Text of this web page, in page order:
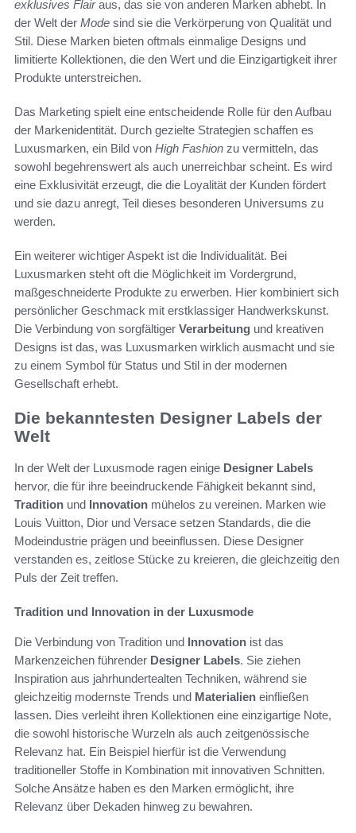
exklusives Flairaus, das sie von anderen Marken abhebt. In
der Welt der Mode sind sie die Verkörperung von Qualität und
Stil. Diese Marken bieten oftmals einmalige Designs und
limitierte Kollektionen, die den Wert und die Einzigartigkeit ihrer
Produkte unterstreichen.
Das Marketing spielt eine entscheidende Rolle für den Aufbau
der Markenidentität. Durch gezielte Strategien schaffen es
Luxusmarken, ein Bild von High Fashion zu vermitteln, das
sowohl begehrenswert als auch unerreichbar scheint. Es wird
eine Exklusivität erzeugt, die die Loyalität der Kunden fördert
und sie dazu anregt, Teil dieses besonderen Universums zu
werden.
Ein weiterer wichtiger Aspekt ist die Individualität. Bei
Luxusmarken steht oft die Möglichkeit im Vordergrund,
maßgeschneiderte Produkte zu erwerben. Hier kombiniert sich
persönlicher Geschmack mit erstklassiger Handwerkskunst.
Die Verbindung von sorgfältiger Verarbeitung und kreativen
Designs ist das, was Luxusmarken wirklich ausmacht und sie
zu einem Symbol für Status und Stil in der modernen
Gesellschaft erhebt.
Die bekanntesten Designer Labels der
Welt
In der Welt der Luxusmode ragen einige Designer Labels
hervor, die für ihre beeindruckende Fähigkeit bekannt sind,
Tradition und Innovation mühelos zu vereinen. Marken wie
Louis Vuitton, Dior und Versace setzen Standards, die die
Modeindustrie prägen und beeinflussen. Diese Designer
verstanden es, zeitlose Stücke zu kreieren, die gleichzeitig den
Puls der Zeit treffen.
Tradition und Innovation in der Luxusmode
Die Verbindung von Tradition und Innovation ist das
Markenzeichen führender Designer Labels. Sie ziehen
Inspiration aus jahrhundertealten Techniken, während sie
gleichzeitig modernste Trends und Materialien einfließen
lassen. Dies verleiht ihren Kollektionen eine einzigartige Note,
die sowohl historische Wurzeln als auch zeitgenössische
Relevanz hat. Ein Beispiel hierfür ist die Verwendung
traditioneller Stoffe in Kombination mit innovativen Schnitten.
Solche Ansätze haben es den Marken ermöglicht, ihre
Relevanz über Dekaden hinweg zu bewahren.